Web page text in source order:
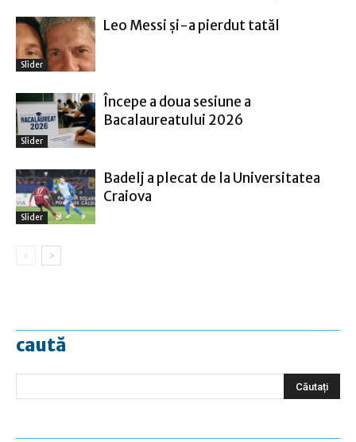
Slider
Leo Messi şi-a pierdut tatăl
Slider
Începe a doua sesiune a
Bacalaureatului 2026
Slider
Badelj a plecat de la Universitatea
Craiova
caută